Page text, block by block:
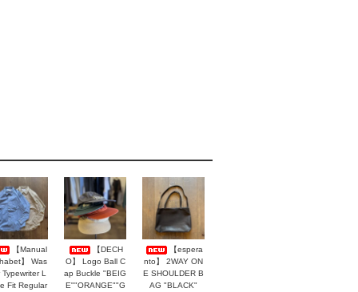
【Manual
】 Was
L
Fit Regular
【DECH
O】 Logo Ball C
ap Buckle "BEIG
E""ORANGE""G
【espera
nto】 2WAY ON
E SHOULDER B
AG "BLACK"